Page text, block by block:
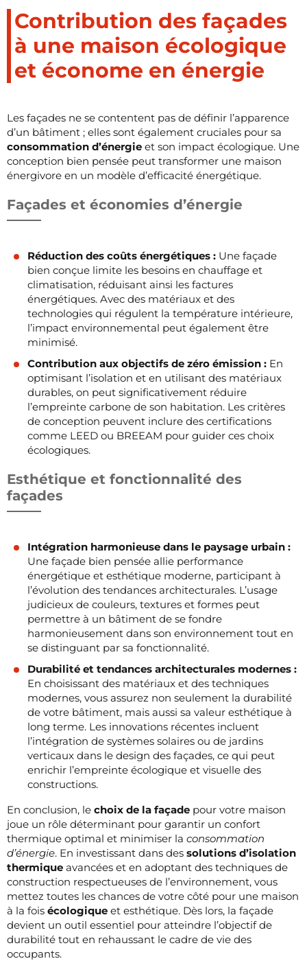
Contribution des façades
à une maison écologique
et économe en énergie
Les façades ne se contentent pas de définir l’apparence
d’un bâtiment ; elles sont également cruciales pour sa
consommation d’énergie et son impact écologique. Une
conception bien pensée peut transformer une maison
énergivore en un modèle d’efficacité énergétique.
Façades et économies d’énergie
Réduction des coûts énergétiques : Une façade
bien conçue limite les besoins en chauffage et
climatisation, réduisant ainsi les factures
énergétiques. Avec des matériaux et des
technologies qui régulent la température intérieure,
l’impact environnemental peut également être
minimisé.
Contribution aux objectifs de zéro émission : En
optimisant l’isolation et en utilisant des matériaux
durables, on peut significativement réduire
l’empreinte carbone de son habitation. Les critères
de conception peuvent inclure des certifications
comme LEED ou BREEAM pour guider ces choix
écologiques.
Esthétique et fonctionnalité des
façades
Intégration harmonieuse dans le paysage urbain :
Une façade bien pensée allie performance
énergétique et esthétique moderne, participant à
l’évolution des tendances architecturales. L’usage
judicieux de couleurs, textures et formes peut
permettre à un bâtiment de se fondre
harmonieusement dans son environnement tout en
se distinguant par sa fonctionnalité.
Durabilité et tendances architecturales modernes :
En choisissant des matériaux et des techniques
modernes, vous assurez non seulement la durabilité
de votre bâtiment, mais aussi sa valeur esthétique à
long terme. Les innovations récentes incluent
l’intégration de systèmes solaires ou de jardins
verticaux dans le design des façades, ce qui peut
enrichir l’empreinte écologique et visuelle des
constructions.
En conclusion, le choix de la façade pour votre maison
joue un rôle déterminant pour garantir un confort
thermique optimal et minimiser la consommation
d’énergie. En investissant dans des solutions d’isolation
thermique avancées et en adoptant des techniques de
construction respectueuses de l’environnement, vous
mettez toutes les chances de votre côté pour une maison
à la fois écologique et esthétique. Dès lors, la façade
devient un outil essentiel pour atteindre l’objectif de
durabilité tout en rehaussant le cadre de vie des
occupants.